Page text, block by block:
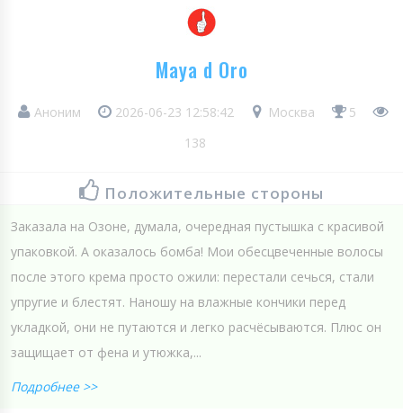
Maya d Oro
Аноним 2026-06-23 12:58:42 Москва
5
138
Положительные стороны
Заказала на Озоне, думала, очередная пустышка с красивой
упаковкой. А оказалось бомба! Мои обесцвеченные волосы
после этого крема просто ожили: перестали сечься, стали
упругие и блестят. Наношу на влажные кончики перед
укладкой, они не путаются и легко расчёсываются. Плюс он
защищает от фена и утюжка,...
Подробнее >>